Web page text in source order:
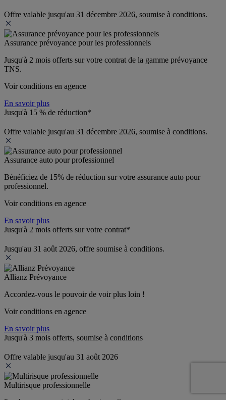
Offre valable jusqu'au 31 décembre 2026, soumise à conditions.
Assurance prévoyance pour les professionnels
Jusqu'à 2 mois offerts sur votre contrat de la gamme prévoyance
TNS.
Voir conditions en agence
En savoir plus
Jusqu'à 15 % de réduction*
Offre valable jusqu'au 31 décembre 2026, soumise à conditions.
Assurance auto pour professionnel
Bénéficiez de 15% de réduction sur votre assurance auto pour
professionnel.
Voir conditions en agence
En savoir plus
Jusqu'à 2 mois offerts sur votre contrat*
Jusqu'au 31 août 2026, offre soumise à conditions.
Allianz Prévoyance
Accordez-vous le pouvoir de voir plus loin !
Voir conditions en agence
En savoir plus
Jusqu'à 3 mois offerts, soumise à conditions
Offre valable jusqu'au 31 août 2026
Multirisque professionnelle